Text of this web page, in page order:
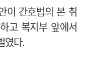
이 간호법의 본 취
고 복지부 앞에서
였다.